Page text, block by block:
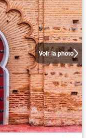
Voir la photo